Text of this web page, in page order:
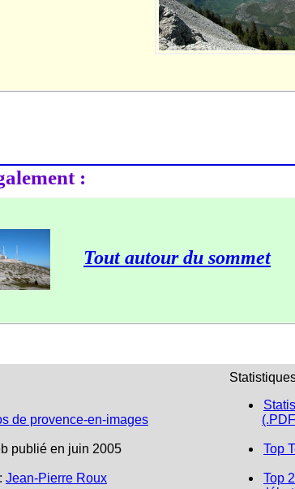
:
Tout autour du sommet
de provence-en-images
publié en juin 2005
Jean-Pierre Roux
Top
Top